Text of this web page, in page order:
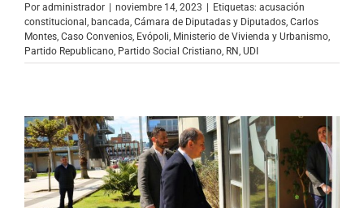
Por administrador | noviembre 14, 2023 | Etiquetas: acusación
constitucional bancada Cámara de Diputadas y Diputados Carlos
Montes Caso Convenios Evópoli Ministerio de Vivienda y Urbanismo
Partido Republicano Partido Social Cristiano RN UDI